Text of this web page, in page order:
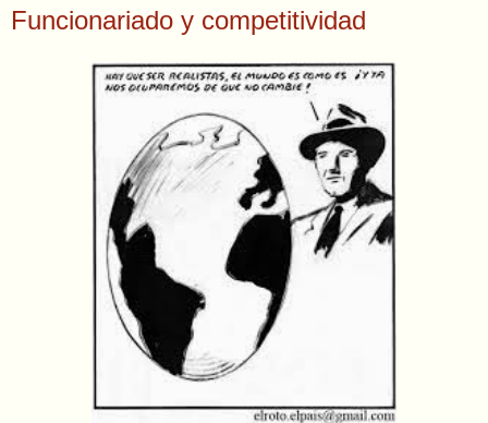
Funcionariado y competitividad